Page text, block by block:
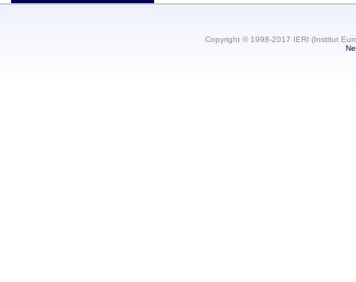
Copyright © 1998-2017 IERI (Institut